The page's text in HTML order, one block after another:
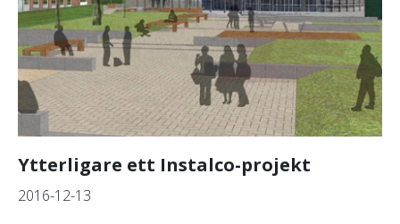
Ytterligare ett Instalco-projekt
2016-12-13